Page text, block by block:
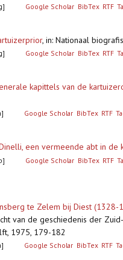
Google Scholar BibTex RTF
, in: Nationaal
Google Scholar BibTex RTF
kapittels van de
Google Scholar BibTex RTF
een vermeende abt in de
Google Scholar BibTex RTF
te Zelem bij Diest (1328-
van de geschiedenis der
1975, 179-182
Google Scholar BibTex RTF